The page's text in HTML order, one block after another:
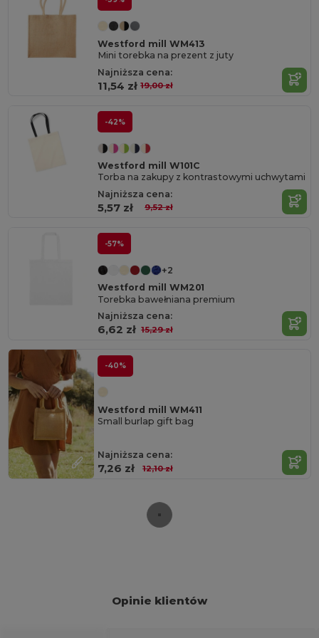
Westford mill WM413
Mini torebka na prezent z juty
Najniższa cena:
11,54 zł 19,00 zł
-42%
Westford mill W101C
Torba na zakupy z kontrastowymi uchwytami
Najniższa cena:
5,57 zł 9,52 zł
-57%
+2
Westford mill WM201
Torebka bawełniana premium
Najniższa cena:
6,62 zł 15,29 zł
-40%
Westford mill WM411
Small burlap gift bag
Najniższa cena:
7,26 zł 12,10 zł
Opinie klientów